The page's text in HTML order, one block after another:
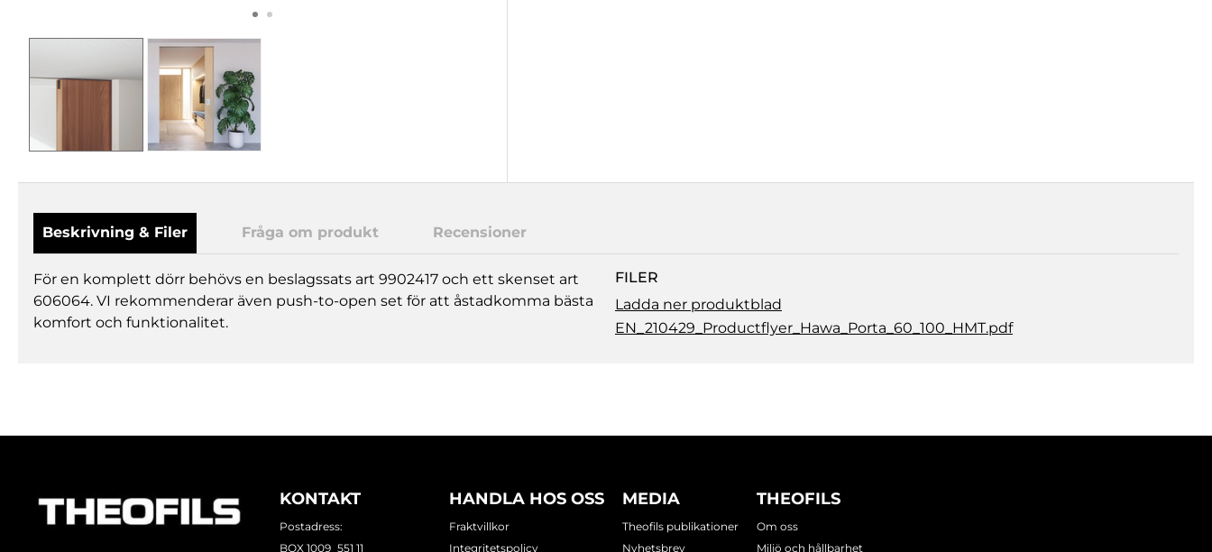
Beskrivning & Filer Fråga om produkt Recensioner
För en komplett dörr behövs en beslagssats art 9902417 och ett skenset art
606064. VI rekommenderar även push-to-open set för att åstadkomma bästa
komfort och funktionalitet.
FILER
Ladda ner produktblad
EN_210429_Productflyer_Hawa_Porta_60_100_HMT.pdf
KONTAKT
Postadress:
BOX 1009 551 11
HANDLA HOS OSS
Fraktvillkor
Integritetspolicy
MEDIA
Theofils publikationer
Nyhetsbrev
THEOFILS
Om oss
Miljö och hållbarhet